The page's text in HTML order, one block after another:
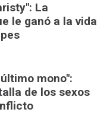
La
le ganó a la vida
mono":
de los sexos